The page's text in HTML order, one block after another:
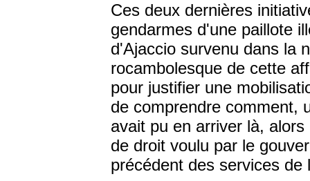
Ces deux dernières
gendarmes d'une paillote
d'Ajaccio survenu dans la
rocambolesque de cette
pour justifier une
de comprendre comment,
avait pu en arriver là,
de droit voulu par le
précédent des services de